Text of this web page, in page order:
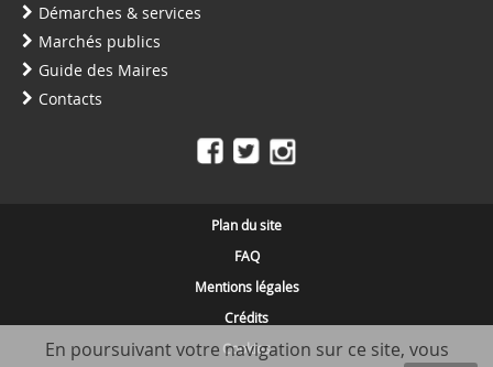
Démarches & services
Marchés publics
Guide des Maires
Contacts
Plan du site
FAQ
Mentions légales
Crédits
Cookies
En poursuivant votre navigation sur ce site, vous